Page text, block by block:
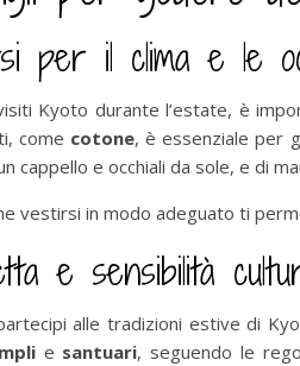
per il clima e le
Kyoto durante l’estate, è
come cotone, è essenziale per
cappello e occhiali da sole, e di
vestirsi in modo adeguato ti
e sensibilità
alle tradizioni estive di
e santuari, seguendo le